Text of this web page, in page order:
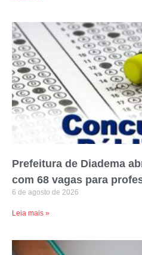
Prefeitura de Diadema
com 68 vagas para
6 de agosto de 2026
Leia mais »